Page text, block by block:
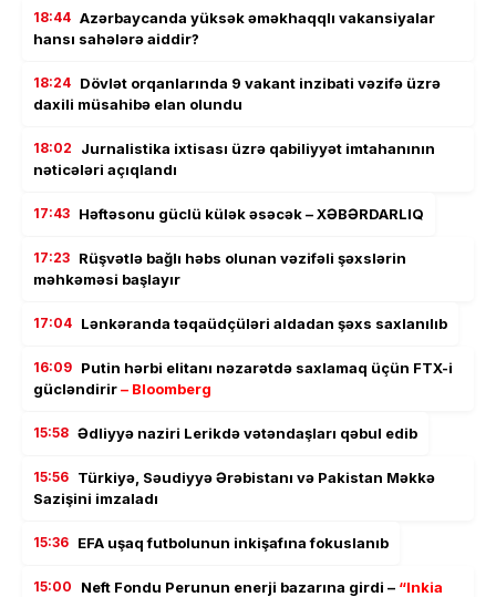
18:44 Azərbaycanda yüksək əməkhaqqlı vakansiyalar
hansı sahələrə aiddir?
18:24 Dövlət orqanlarında 9 vakant inzibati vəzifə üzrə
daxili müsahibə elan olundu
18:02
Jurnalistika ixtisası üzrə qabiliyyət imtahanının
nəticələri açıqlandı
17:43 Həftəsonu güclü külək əsəcək – XƏBƏRDARLIQ
17:23 Rüşvətlə bağlı həbs olunan vəzifəli şəxslərin
məhkəməsi başlayır
17:04 Lənkəranda təqaüdçüləri aldadan şəxs saxlanılıb
16:09 Putin hərbi elitanı nəzarətdə saxlamaq üçün FTX-i
gücləndirir– Bloomberg
15:58 Ədliyyə naziri Lerikdə vətəndaşları qəbul edib
15:56 Türkiyə, Səudiyyə Ərəbistanı və Pakistan Məkkə
Sazişini imzaladı
15:36 EFA uşaq futbolunun inkişafına fokuslanıb
15:00 Neft Fondu Perunun enerji bazarına girdi – “Inkia